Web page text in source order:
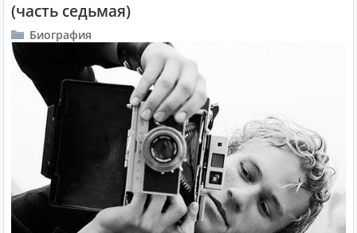
(часть седьмая)
Биография